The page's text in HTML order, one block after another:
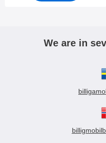
We are in